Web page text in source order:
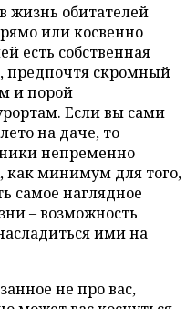
жизнь обитателей
или косвенно
есть собственная
предпочтя скромный
и порой
Если вы сами
на даче, то
непременно
как минимум для того,
самое наглядное
– возможность
ими на
не про вас,